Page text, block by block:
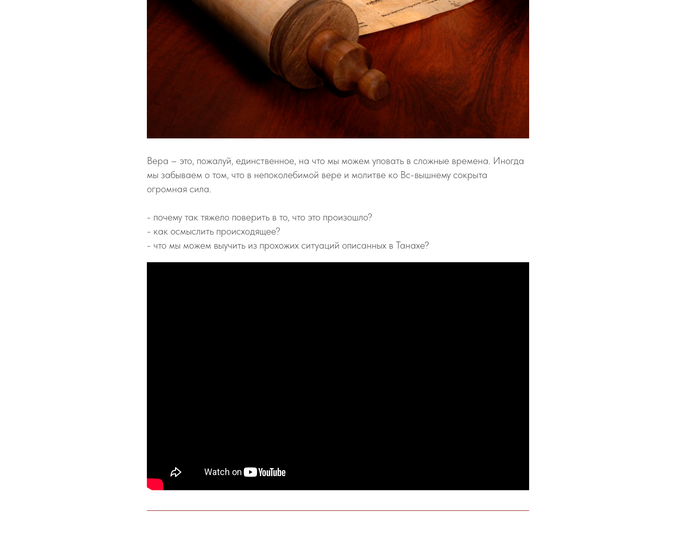
Вера – это, пожалуй, единственное, на что мы можем уповать в сложные времена. Иногда
мы забываем о том, что в непоколебимой вере и молитве ко Вс-вышнему сокрыта
огромная сила.
- почему так тяжело поверить в то, что это произошло?
- как осмыслить происходящее?
- что мы можем выучить из прохожих ситуаций описанных в Танахе?